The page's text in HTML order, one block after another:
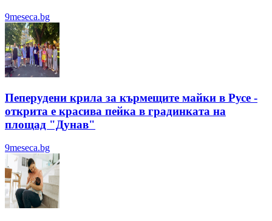
9meseca.bg
Пеперудени крила за кърмещите майки в Русе -
открита е красива пейка в градинката на
площад "Дунав"
9meseca.bg